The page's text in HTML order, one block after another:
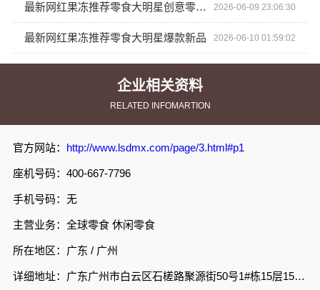
企业相关资料
RELATED INFOMARTION
官方网站： http://www.lsdmx.com/page/3.html#p1
座机号码：400-667-7796
手机号码：无
主营业务：全球零食 休闲零食
所在地区：广东 / 广州
详细地址：广东广州市白云区石槎路聚源街50号1#栋15层1508室
最新网红果冻推荐零食大明星创意零食新品 2026-06-09 23:06:30
最新网红果冻推荐零食大明星爆款新品 2026-06-10 01:59:02